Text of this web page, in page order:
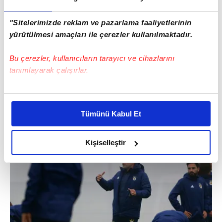
"Sitelerimizde reklam ve pazarlama faaliyetlerinin
yürütülmesi amaçları ile çerezler kullanılmaktadır.
Bu çerezler, kullanıcıların tarayıcı ve cihazlarını
tanımlayarak çalışırlar.
Bu çerezlere izin vermeniz halinde sizlere özel
daha iyi reklam deneyimi yaşatabiliriz. Bunu yaparken
amacımızın size daha iyi bir reklam deneyimi sunmak
olduğunu ve sizlere en iyi içerikleri sunabilmek adına
elimizden gelen çabayı gösterdiğimizi ve bu noktada,
reklamların maliyetlerimizi karşılamak noktasında tek gelir
kalemimiz olduğunu sizlere hatırlatmak isteriz.
Her halükârda, kullanıcılar, bu çerezlere izin vermedikleri
takdirde, kullanıcılara hedefli reklamlar
Tümünü Kabul Et
Kişiselleştir